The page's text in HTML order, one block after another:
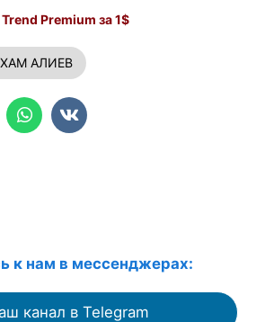
Premium за 1$
АЛИЕВ
к нам в мессенджерах:
канал в Telegram